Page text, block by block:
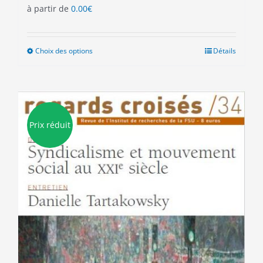
à partir de 0.00€
Choix des optionsCe
plusieurs
variations.
Les
options
être
choisies
la
page
du
produit
Détails
Prix réduit